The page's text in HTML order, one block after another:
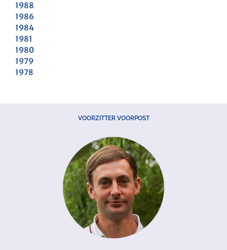
1988
1986
1984
1981
1980
1979
1978
VOORZITTER VOORPOST